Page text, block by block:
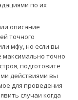
по их
описание
точного
мфу, но если вы
точно
подготовите
действиями вы
для проведения
случаи когда